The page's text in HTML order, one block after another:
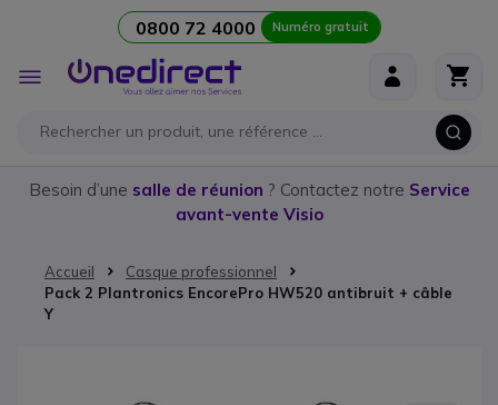
0800 72 4000 Numéro gratuit
Affichage
navigation
Besoin d’une salle de réunion ? Contactez notre Service
avant-vente Visio
Accueil
Casque professionnel
Pack 2 Plantronics EncorePro HW520 antibruit + câble
Y